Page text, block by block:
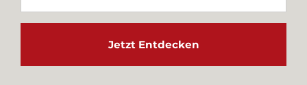
Jetzt Entdecken